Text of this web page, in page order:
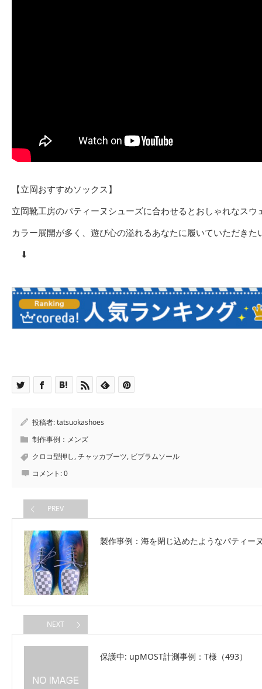
【立岡おすすめソックス】
立岡靴工房のパティーヌシューズに合わせるとおしゃれなス
カラー展開が多く、遊び心の溢れるあなたに履いていただきた
⬇︎
投稿者:tatsuokashoes
制作事例：メンズ
クロコ型押し,チャッカブーツ, ビブラムソール
コメント:0
PREV
製作事例：海を閉じ込めたようなパティー
NEXT
保護中: upMOST計測事例：T様（493）